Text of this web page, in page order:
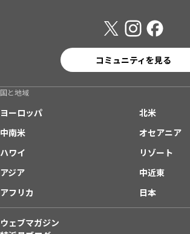
コミュニティを見る
国と地域
ヨーロッパ
北米
中南米
オセアニア
ハワイ
リゾート
アジア
中近東
アフリカ
日本
ウェブマガジン